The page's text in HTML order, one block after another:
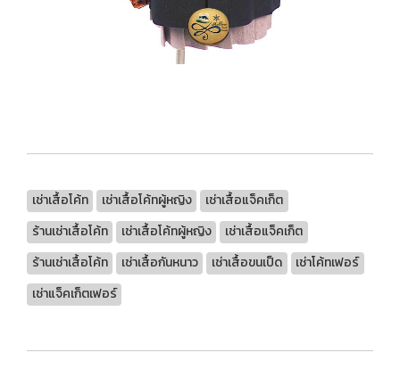
เช่าเสื้อโค้ท เช่าเสื้อโค้ทผู้หญิง
เช่าเสื้อแจ็คเก็ต
ร้านเช่าเสื้อโค้ท
เช่าเสื้อโค้ทผู้หญิง
เช่าเสื้อแจ็คเก็ต
ร้านเช่าเสื้อโค้ท
เช่าเสื้อกันหนาว เช่าเสื้อขนเป็ด
เช่าโค้ทเฟอร์
เช่าแจ็คเก็ตเฟอร์